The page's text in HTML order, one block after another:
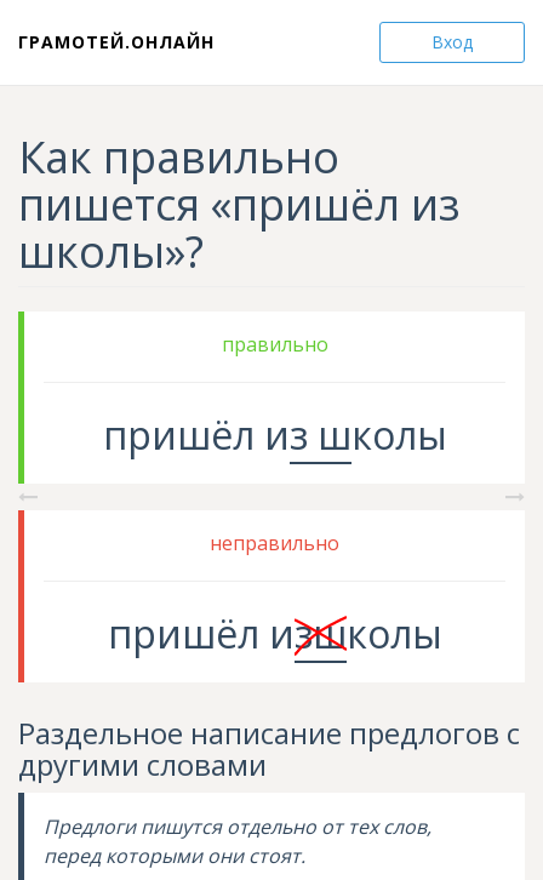
Вход
ГРАМОТЕЙ.ОНЛАЙН
Как правильно
пишется «пришёл из
школы»?
правильно
пришёл из школы
неправильно
пришёл изшколы
Раздельное написание предлогов с
другими словами
Предлоги пишутся отдельно от тех слов,
перед которыми они стоят.